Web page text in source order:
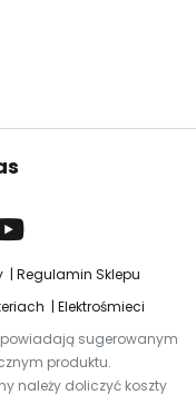
Regulamin Sklepu
Elektrośmieci
sugerowanym
produktu.
należy doliczyć koszty